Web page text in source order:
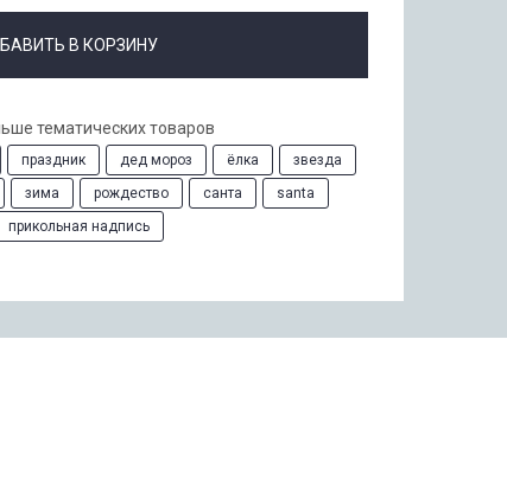
В КОРЗИНУ
тематических товаров
праздник дед мороз ёлка
звезда
зима рождество санта
santa
прикольная надпись